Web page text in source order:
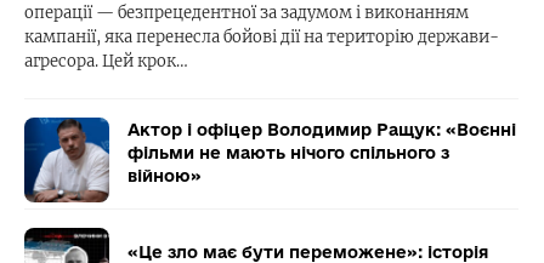
операції — безпрецедентної за задумом і виконанням
кампанії, яка перенесла бойові дії на територію держави-
агресора. Цей крок…
Актор і офіцер Володимир Ращук: «Воєнні
фільми не мають нічого спільного з
війною»
«Це зло має бути переможене»: історія